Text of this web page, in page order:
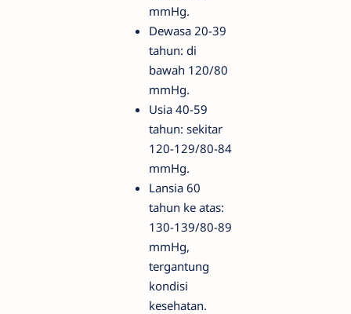
mmHg.
Dewasa 20-39
tahun: di
bawah 120/80
mmHg.
Usia 40-59
tahun: sekitar
120-129/80-84
mmHg.
Lansia 60
tahun ke atas:
130-139/80-89
mmHg,
tergantung
kondisi
kesehatan.